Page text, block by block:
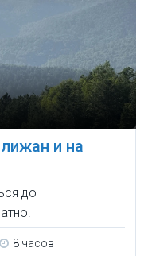
и на
до
8 часов